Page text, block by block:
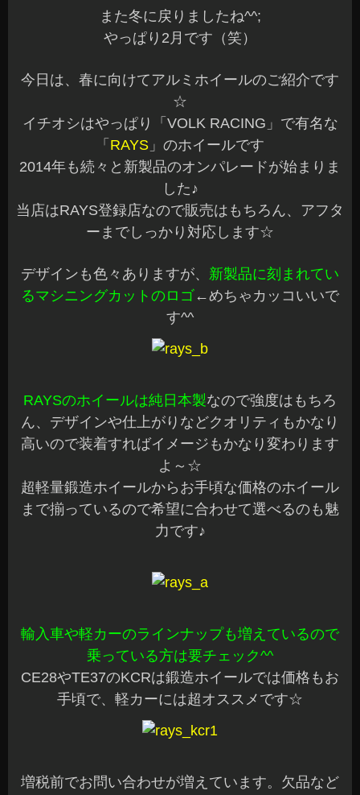
また冬に戻りましたね^^;
やっぱり2月です（笑）
今日は、春に向けてアルミホイールのご紹介です
☆
イチオシはやっぱり「VOLK RACING」で有名な
「 RAYS 」のホイールです
2014年も続々と新製品のオンパレードが始まりま
した♪
当店はRAYS登録店なので販売はもちろん、アフタ
ーまでしっかり対応します☆
デザインも色々ありますが、 新製品に刻まれてい
るマシニングカットのロゴ←めちゃカッコいいで
す^^
RAYSのホイールは純日本製なので強度はもちろ
ん、デザインや仕上がりなどクオリティもかなり
高いので装着すればイメージもかなり変わります
よ～☆
超軽量鍛造ホイールからお手頃な価格のホイール
まで揃っているので希望に合わせて選べるのも魅
力です♪
輸入車や軽カーのラインナップも増えているので
乗っている方は要チェック^^
CE28やTE37のKCRは鍛造ホイールでは価格もお
手頃で、軽カーには超オススメです☆
増税前でお問い合わせが増えています。欠品など